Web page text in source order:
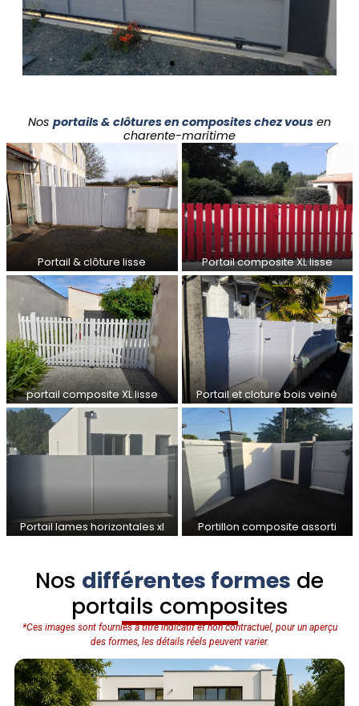
Nos portails & clôtures en composites chez vous en
charente-maritime
Portail & clôture lisse Portail composite XL lisse
portail composite XL lisse Portail et cloture bois veiné
Portail lames horizontales xl Portillon composite assorti
Nos différentes formes de
portails composites
*Ces images sont fournies à titre indicatif et non contractuel, pour un aperçu
des formes, les détails réels peuvent varier.